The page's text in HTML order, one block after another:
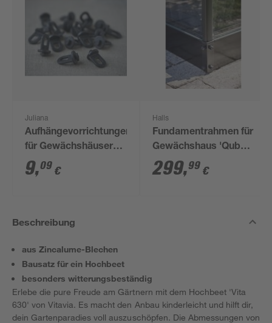
Juliana
Aufhängevorrichtungen
für Gewächshäuser
schwarz 20 Stück
9,09 €
Halls
Fundamentrahmen für
Gewächshaus 'Qube
610' 6,4 m²
299,99 €
Beschreibung
aus Zincalume-Blechen
Bausatz für ein Hochbeet
besonders witterungsbeständig
Erlebe die pure Freude am Gärtnern mit dem Hochbeet 'Vita
630' von Vitavia. Es macht den Anbau kinderleicht und hilft dir,
dein Gartenparadies voll auszuschöpfen. Die Abmessungen von